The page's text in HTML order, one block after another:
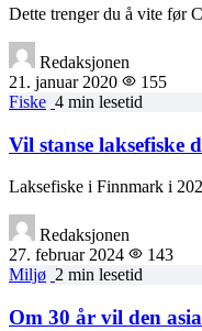
Dette trenger du å vite før
Redaksjonen
21. januar 2020
155
Fiske 4 min lesetid
Vil stanse laksefiske
Laksefiske i Finnmark i
Redaksjonen
27. februar 2024
143
Miljø 2 min lesetid
Om 30 år vil den